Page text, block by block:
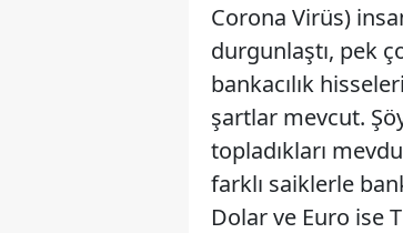
Corona Virüs)
durgunlaştı, pek
bankacılık
şartlar mevcut.
topladıkları
farklı saiklerle
Dolar ve Euro ise